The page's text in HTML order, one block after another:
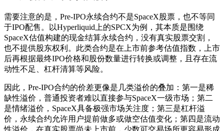
需要注意的是，Pre-IPO永续合约不是SpaceX股票，也不等同
于IPO配售。以Hyperliquid上的SPCX为例，其本质是围绕
SpaceX估值构建的现金结算永续合约，没有真实股票交割，
也不提供股东权利。此类合约是在上市前参考估值指数，上市
后再根据最终IPO价格和股份数量进行转换或调整，且存在流
动性不足、杠杆清算等风险。
因此，Pre-IPO合约的价差更像是几类溢价的叠加：第一是稀
缺性溢价，普通投资者难以直接参与SpaceX一级市场；第二
是情绪溢价，SpaceX具备极强市场关注度；第三是杠杆溢
价，永续合约允许用户提前做多或做空估值变化；第四是流动